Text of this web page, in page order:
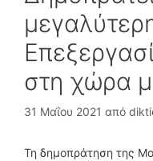
στη χώρα
31 Μαΐου 2021 από
Τη δημοπράτηση της